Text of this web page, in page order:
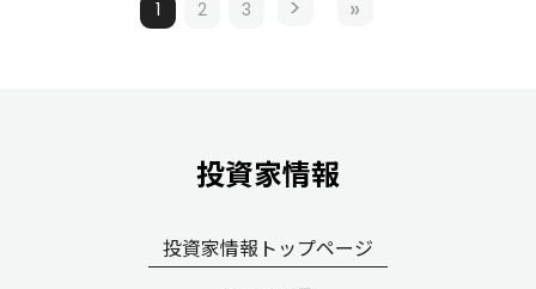
1 2 3
投資家情報
投資家情報トップページ